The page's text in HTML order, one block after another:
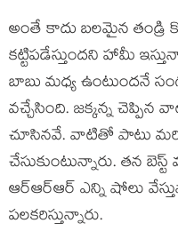
అంతే కాదు బలమైన తండ్రి
కట్టిపడేస్తుందని హామీ
బాబు మధ్య ఉంటుందనే
వచ్చేసింది. జక్కన్న
చూసినవే. వాటితో పాటు
చేసుకుంటున్నారు. తన
ఆర్ఆర్ఆర్ ఎన్ని షోలు
పలకరిస్తున్నారు.